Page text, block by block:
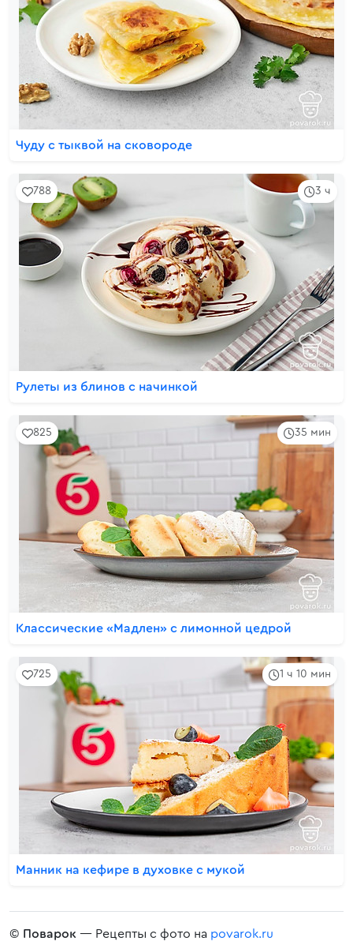
Чуду с тыквой на сковороде
3 ч
788
Рулеты из блинов с начинкой
35 мин
825
Классические «Мадлен» с лимонной цедрой
1 ч 10 мин
725
Манник на кефире в духовке с мукой
© Поварок — Рецепты с фото на povarok.ru